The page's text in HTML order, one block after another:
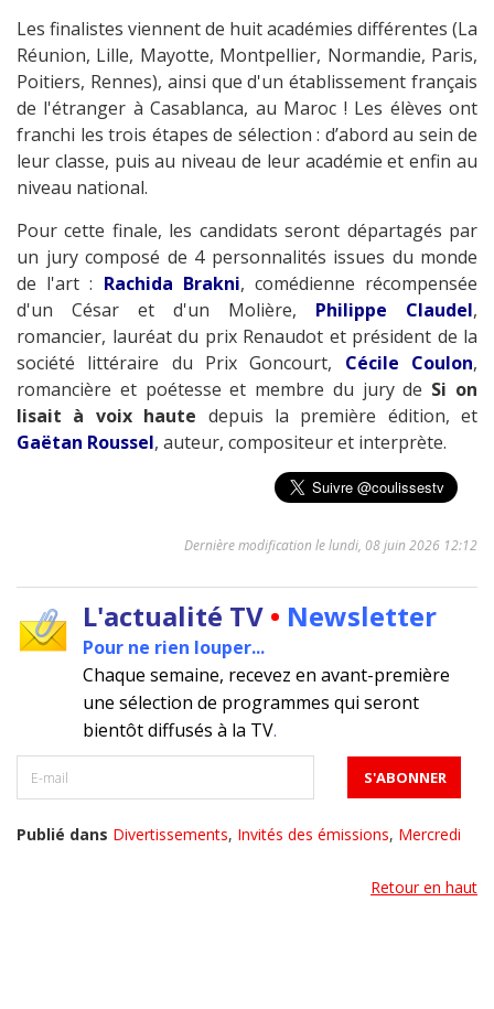
Les finalistes viennent de huit académies différentes (La
Réunion, Lille, Mayotte, Montpellier, Normandie, Paris,
Poitiers, Rennes), ainsi que d'un établissement français
de l'étranger à Casablanca, au Maroc ! Les élèves ont
franchi les trois étapes de sélection : d’abord au sein de
leur classe, puis au niveau de leur académie et enfin au
niveau national.
Pour cette finale, les candidats seront départagés par
un jury composé de 4 personnalités issues du monde
de l'art : Rachida Brakni, comédienne récompensée
d'un César et d'un Molière, Philippe Claudel,
romancier, lauréat du prix Renaudot et président de la
société littéraire du Prix Goncourt, Cécile Coulon,
romancière et poétesse et membre du jury de Si on
lisait à voix haute depuis la première édition, et
Gaëtan Roussel, auteur, compositeur et interprète.
Dernière modification le lundi, 08 juin 2026 12:12
L'actualité TV • Newsletter
Pour ne rien louper...
Chaque semaine, recevez en avant-première
une sélection de programmes qui seront
bientôt diffusés à la TV.
Publié dans Divertissements, Invités des émissions, Mercredi
Retour en haut